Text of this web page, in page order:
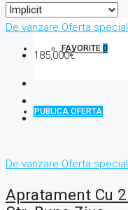
FAVORITE 0
PUBLICA OFERTA
De vanzare Oferta
185,000€
De vanzare Oferta
Apratament Cu